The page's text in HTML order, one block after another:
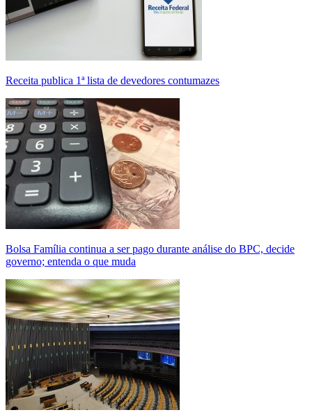
Receita publica 1ª lista de devedores contumazes
Bolsa Família continua a ser pago durante análise do BPC, decide
governo; entenda o que muda